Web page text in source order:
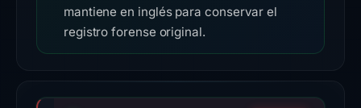
mantiene en inglés para conservar el
registro forense original.